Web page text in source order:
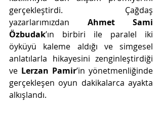
gerçekleştirdi. Çağdaş
yazarlarımızdan Ahmet Sami
Özbudak’ın birbiri ile paralel iki
öyküyü kaleme aldığı ve simgesel
anlatılarla hikayesini zenginleştirdiği
ve Lerzan Pamir’in yönetmenliğinde
gerçekleşen oyun dakikalarca ayakta
alkışlandı.